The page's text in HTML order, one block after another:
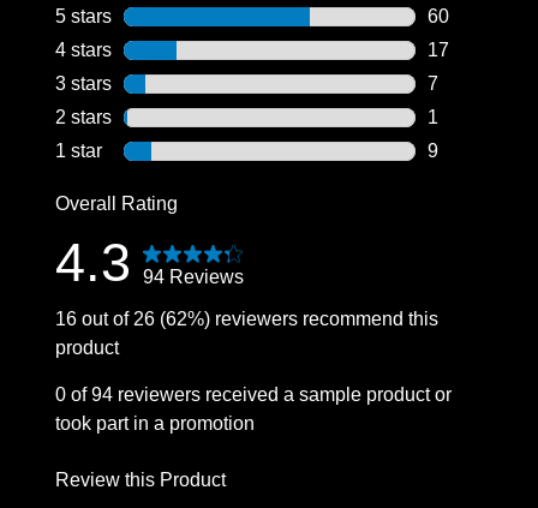
5 stars stars
60
60 reviews
4 stars stars
17
17 reviews
3 stars stars
7
7 reviews
2 stars stars
1
1 review
1 star stars
9
Overall Rating
4.3 94 Reviews
16 out of 26 (62%) reviewers recommend this
product
0 of 94 reviewers received a sample product or
took part in a promotion
Review this Product